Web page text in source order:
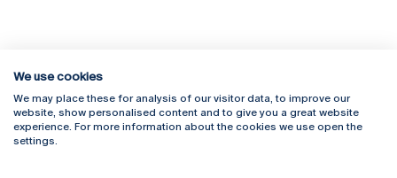
Rua Diogo Botelho 1327
4169-005 Porto
+351 226 196 240
Campus Online
Webmail
We use cookies
We may place these for analysis of our visitor data, to improve our
website, show personalised content and to give you a great website
experience. For more information about the cookies we use open the
settings.